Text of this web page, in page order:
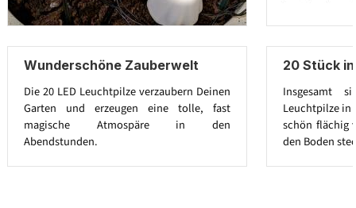
Wunderschöne Zauberwelt
Die 20 LED Leuchtpilze verzaubern Deinen
Garten und erzeugen eine tolle, fast
magische Atmospäre in den
Abendstunden.
20 Stück
Insgesamt
Leuchtpilze in
schön flächig
den Boden